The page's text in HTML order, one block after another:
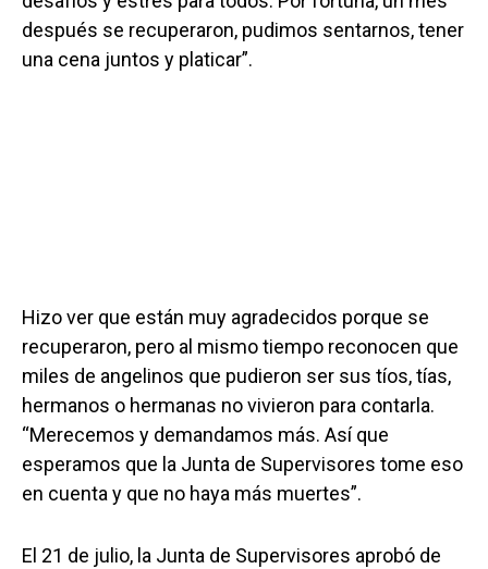
después se recuperaron, pudimos sentarnos, tener
una cena juntos y platicar”.
Hizo ver que están muy agradecidos porque se
recuperaron, pero al mismo tiempo reconocen que
miles de angelinos que pudieron ser sus tíos, tías,
hermanos o hermanas no vivieron para contarla.
“Merecemos y demandamos más. Así que
esperamos que la Junta de Supervisores tome eso
en cuenta y que no haya más muertes”.
El 21 de julio, la Junta de Supervisores aprobó de